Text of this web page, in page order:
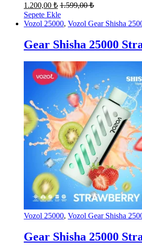
1.200,00 ₺ 1.599,00₺
Sepete Ekle
Vozol 25000, Vozol Gear Shisha
Gear Shisha 25000
Vozol 25000, Vozol Gear Shisha
Gear Shisha 25000